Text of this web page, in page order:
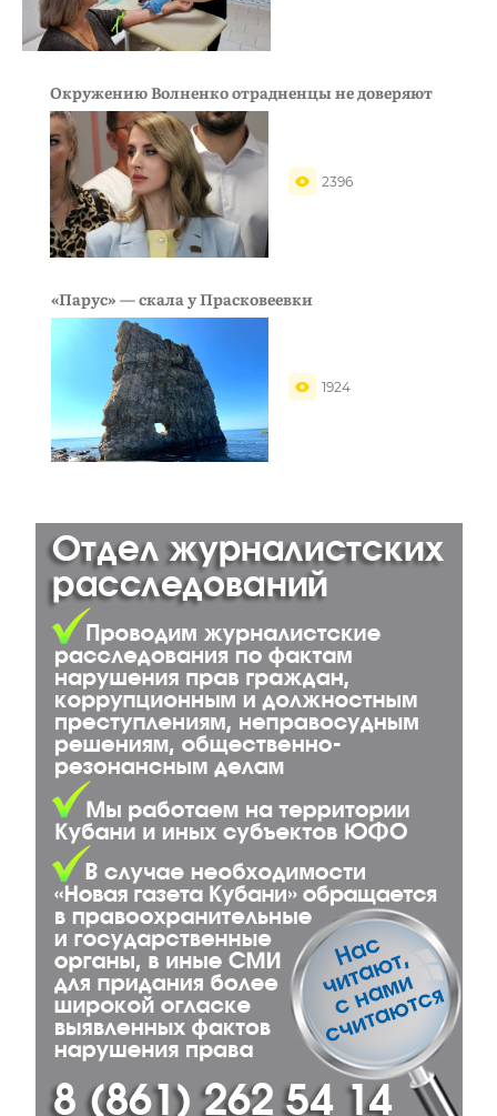
Окружению Волненко отрадненцы не доверяют
2396
«Парус» — скала у Прасковеевки
1924